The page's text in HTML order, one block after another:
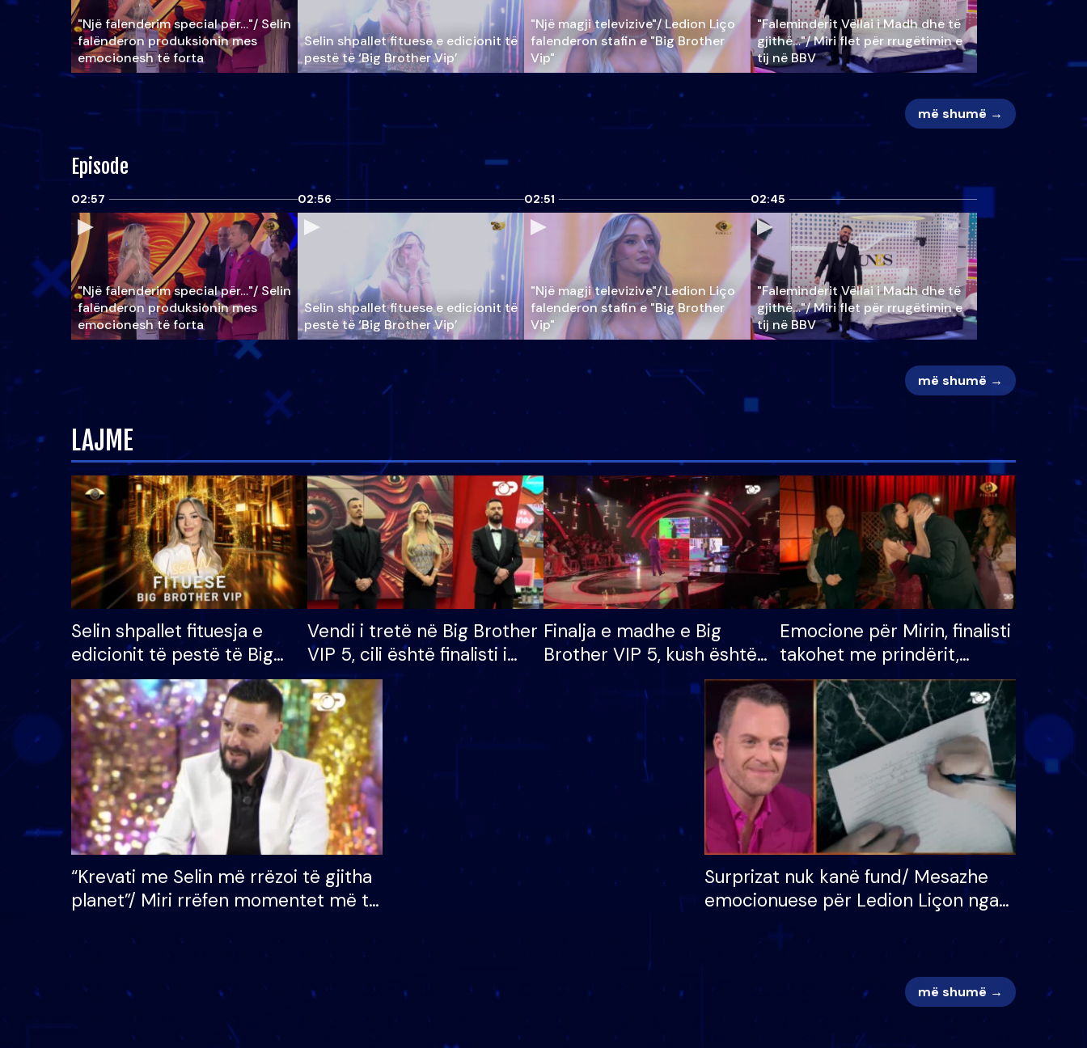
"Një falenderim special për…"/ Selin
falënderon produksionin mes
emocionesh të forta
Selin shpallet fituese e edicionit të
pestë të ‘Big Brother Vip’
"Një magji televizive"/ Ledion Liço
falenderon stafin e "Big Brother
Vip"
"Faleminderit Vëllai i Madh dhe të
gjithë…"/ Miri flet për rrugëtimin e
tij në BBV
më shumë →
Episode
02:57
"Një falenderim special për…"/ Selin
falënderon produksionin mes
emocionesh të forta
02:56
Selin shpallet fituese e edicionit të
pestë të ‘Big Brother Vip’
02:51
"Një magji televizive"/ Ledion Liço
falenderon stafin e "Big Brother
Vip"
02:45
"Faleminderit Vëllai i Madh dhe të
gjithë…"/ Miri flet për rrugëtimin e
tij në BBV
më shumë →
LAJME
Selin shpallet fituesja e
edicionit të pestë të Big
Brother VIP, rrëmben
çmimin e madh prej 100
mijë eurosh
Vendi i tretë në Big Brother
VIP 5, cili është finalisti i
radhës që lë shtëpinë
Finalja e madhe e Big
Brother VIP 5, kush është
banori i parë që lë shtëpinë
dhe humb mundësinë për
të fituar çmimin e madh
Emocione për Mirin, finalisti
takohet me prindërit,
vajzën dhe bashkëshorten:
S’kemi ndonjë letër divorci
apo jo?
“Krevati me Selin më rrëzoi të gjitha
planet”/ Miri rrëfen momentet më të
mungojë zilja e mëngjesit kur…
Surprizat nuk kanë fund/ Mesazhe
emocionuese për Ledion Liçon nga
më shumë →